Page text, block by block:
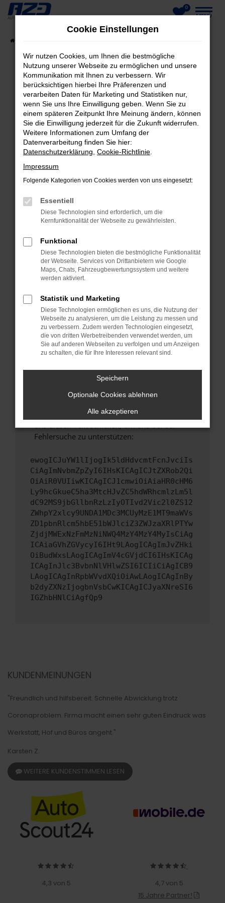
Zum
springen
0
MENÜ
FEHLER: NETWORK ERROR
Beim Laden ist ein Fehler aufgetreten.
Hier sind ein paar Tipps, die dir helfen können:
Überprüfe deine Firewall und deine
Internetverbindung.
Laden andere Webseiten, zum Beispiel deine
Suchmaschine?
Manche Erweiterungen, wie Werbeblocker,
können das Laden bestimmter Seiten
verhindern. Funktioniert die Seite in einem
anderen Browser oder in einem privaten
Fenster?
Starte dein Gerät neu.
Das kann manchmal helfen, vorübergehende
Stelle sicher, dass dein Browser und dein
Betriebssystem auf dem neuesten Stand
sind.
Veraltete Software birgt nicht nur ein
Sicherheitsrisiko, sondern kann auch dazu
führen, dass bestimmte Funktionen nicht mehr
Wende dich an den Webseitenbetreiber.
Wenn du alle oben genannten Schritte versucht
versuchen, das Problem zu beheben. Du kannst
uns diesen Text schicken, um uns bei der
Fehlersuche zu unterstützen:
ewogICJuYW1lIjogIk5ldHdvcmtFcnJvciIs
CiAgImNvbmZpZyI6IHsKICAgICJtZXRob2Qi
OiAiR0VUIiwKICAgICJ1cmwiOiAiaHR0cHM6
Ly9hcGkueC5ha3MtcHJvZC5hdWRhcmlzLm5l
dC92MS9jbGllbnRzLzIyOTIvd2Vic2l0ZS12
ZWhpY2xlcy9UNDA1MDc3MCUyMzE1MT9maWVs
ZD1pbnRlcm5hbE51bWJlciZ3ZWJzaXRlPTYw
ZjdjMWExNzFmMzNiNWQ4MzY4MzY4MyIsCiAg
ICAiaGVhZGVycyI6IHt9LAogICAgImJvZHki
OiBudWxsLAogICAgImV4cGVjdCI6IHsKICAg
ICAgInJlc3BvbnNlVHlwZSI6ICIiCiAgICB9
LAogICAgInRpbWVvdXQiOiAwLAogICAgInBy
b2dyZXNzIjogbnVsbCwKICAgICJyaXNreSI6
IGZhbHNlCiAgfQp9
KUNDENMEINUNGEN
"Freundlich und hilfsbereit. Schnelle Abwicklung trotz
Coronaproblem. Firma macht einen sehr guten Eindruck was
Werkstatt, Hof und Büros angeht."
Karsten Z.
WEITERE KUNDENSTIMMEN LESEN
4,3 von 5
4,7 von 5
15 Jahre Partner!
Cookie Einstellungen
Wir nutzen Cookies, um Ihnen die bestmögliche
Nutzung unserer Webseite zu ermöglichen und unsere
Kommunikation mit Ihnen zu verbessern. Wir
berücksichtigen hierbei Ihre Präferenzen und
verarbeiten Daten für Marketing und Statistiken nur,
wenn Sie uns Ihre Einwilligung geben. Wenn Sie zu
einem späteren Zeitpunkt Ihre Meinung ändern, können
Sie die Einwilligung jederzeit für die Zukunft widerrufen.
Weitere Informationen zum Umfang der
Datenverarbeitung finden Sie hier:
Datenschutzerklärung Cookie-Richtlinie
Impressum
Folgende Kategorien von Cookies werden von uns eingesetzt:
Essentiell
Diese Technologien sind erforderlich, um die
Kernfunktionalität der Webseite zu gewährleisten.
Funktional
Diese Technologien bieten die bestmögliche Funktionalität
der Webseite. Services von Drittanbietern wie Google
Maps, Chats, Fahrzeugbewertungssystem und weitere
werden aktiviert.
Statistik und Marketing
Diese Technologien ermöglichen es uns, die Nutzung der
Webseite zu analysieren, um die Leistung zu messen und
zu verbessern. Zudem werden Technologien eingesetzt,
die von dritten Werbetreibenden verwendet werden, um
Sie auf anderen Webseiten zu verfolgen und um Anzeigen
zu schalten, die für Ihre Interessen relevant sind.
Speichern
Optionale Cookies ablehnen
Alle akzeptieren